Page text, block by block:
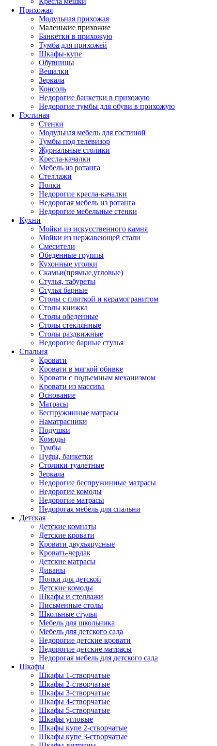
Прихожая
Модульная прихожая
Маленькие прихожие
Банкетки в прихожую
Тумба для прихожей
Шкафы-купе
Обувницы
Вешалки
Зеркала
Консоль
Недорогие банкетки в прихожую
Недорогие тумбы для обуви в прихожую
Гостиная
Стенки
Модульная мебель для гостиной
Тумбы под телевизор
Журнальные столики
Кресла-качалки
Мебель из ротанга
Стеллажи
Полки
Недорогие кресла-качалки
Недорогая мебель из ротанга
Недорогие мебельные стенки
Кухни
Мойки из искусственного камня
Мойки из нержавеющей стали
Смесители
Обеденные группы
Кухонные уголки
Скамьи(прямые,угловые)
Стулья, табуреты
Стулья барные
Столы с плиткой и керамогранитом
Столы книжка
Столы обеденные
Столы стеклянные
Столы раздвижные
Недорогие барные стулья
Спальня
Кровати
Кровати в мягкой обивке
Кровати с подъемным механизмом
Кровати из массива
Основание
Матрасы
Беспружинные матрасы
Наматрасники
Подушки
Комоды
Тумбы
Пуфы, банкетки
Столики туалетные
Зеркала
Недорогие беспружинные матрасы
Недорогие комоды
Недорогие матрасы
Недорогая мебель для спальни
Детская
Детские комнаты
Детские кровати
Кровати двухъярусные
Кровать-чердак
Детские матрасы
Диваны
Полки для детской
Детские комоды
Шкафы и стеллажи
Письменные столы
Школьные стулья
Мебель для школьника
Мебель для детского сада
Недорогие детские кровати
Недорогие детские матрасы
Недорогая мебель для детского сада
Шкафы
Шкафы 1-створчатые
Шкафы 2-створчатые
Шкафы 3-створчатые
Шкафы 4-створчатые
Шкафы 5-створчатые
Шкафы угловые
Шкафы купе 2-створчатые
Шкафы купе 3-створчатые